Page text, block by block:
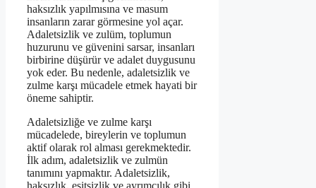
haksızlık yapılmısına ve masum
insanların zarar görmesine yol açar.
Adaletsizlik ve zulüm, toplumun
huzurunu ve güvenini sarsar, insanları
birbirine düşürür ve adalet duygusunu
yok eder. Bu nedenle, adaletsizlik ve
zulme karşı mücadele etmek hayati bir
öneme sahiptir.
Adaletsizliğe ve zulme karşı
mücadelede, bireylerin ve toplumun
aktif olarak rol alması gerekmektedir.
İlk adım, adaletsizlik ve zulmün
tanımını yapmaktır. Adaletsizlik,
haksızlık, eşitsizlik ve ayrımcılık gibi